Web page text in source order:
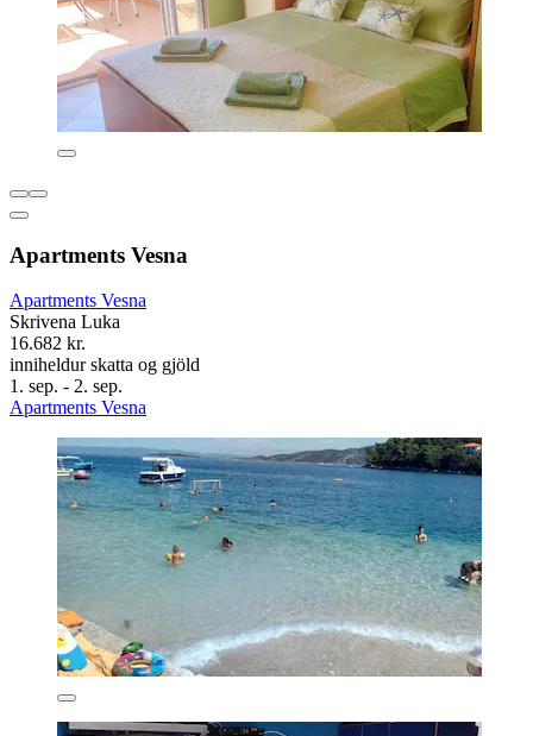
Apartments Vesna
Apartments Vesna
Skrivena Luka
16.682 kr.
inniheldur skatta og gjöld
1. sep. - 2. sep.
Apartments Vesna